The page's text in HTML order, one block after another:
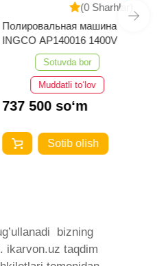
(0 Sharhlar)
Полировальная машина
INGCO AP140016 1400V
Sotuvda bor
Muddatli to‘lov
737 500 so‘m
Sotib olish
bizning
ikarvon.uz taqdim